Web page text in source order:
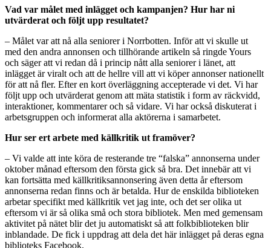
Vad var målet med inlägget och kampanjen? Hur har ni
utvärderat och följt upp resultatet?
– Målet var att nå alla seniorer i Norrbotten. Inför att vi skulle ut
med den andra annonsen och tillhörande artikeln så ringde Yours
och säger att vi redan då i princip nått alla seniorer i länet, att
inlägget är viralt och att de hellre vill att vi köper annonser nationellt
för att nå fler. Efter en kort överläggning accepterade vi det. Vi har
följt upp och utvärderat genom att mäta statistik i form av räckvidd,
interaktioner, kommentarer och så vidare. Vi har också diskuterat i
arbetsgruppen och informerat alla aktörerna i samarbetet.
Hur ser ert arbete med källkritik ut framöver?
– Vi valde att inte köra de resterande tre “falska” annonserna under
oktober månad eftersom den första gick så bra. Det innebär att vi
kan fortsätta med källkritiksannonsering även detta år eftersom
annonserna redan finns och är betalda. Hur de enskilda biblioteken
arbetar specifikt med källkritik vet jag inte, och det ser olika ut
eftersom vi är så olika små och stora bibliotek. Men med gemensam
aktivitet på nätet blir det ju automatiskt så att folkbiblioteken blir
inblandade. De fick i uppdrag att dela det här inlägget på deras egna
biblioteks Facebook.